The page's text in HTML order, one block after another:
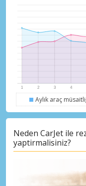
Aylık araç
Neden CarJet ile
yaptirmalisiniz?